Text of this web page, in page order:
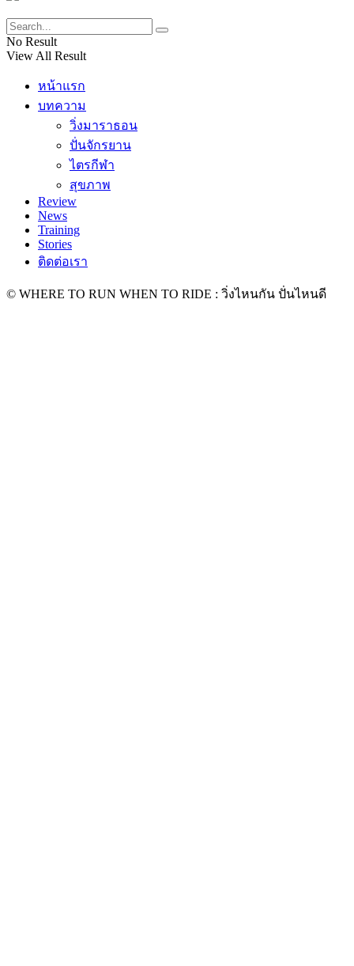
No Result
View All Result
หน้าแรก
บทความ
วิ่งมาราธอน
ปั่นจักรยาน
ไตรกีฬา
สุขภาพ
Review
News
Training
Stories
ติดต่อเรา
© WHERE TO RUN WHEN TO RIDE : วิ่งไหนกัน ปั่นไหนดี